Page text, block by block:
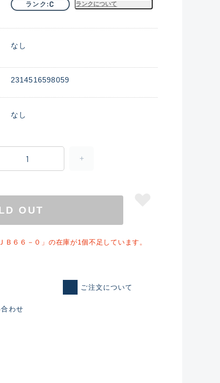
れた未使用
ランク C ランクについて
なし
2314516598059
なし
OUT
Ｂ６６－０」の在庫が1個不足しています。
ご注文について
わせ